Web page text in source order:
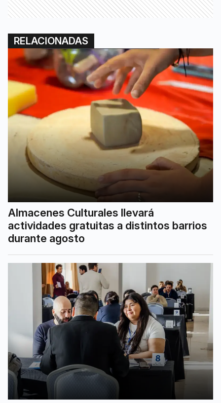
RELACIONADAS
Almacenes Culturales llevará
actividades gratuitas a distintos barrios
durante agosto